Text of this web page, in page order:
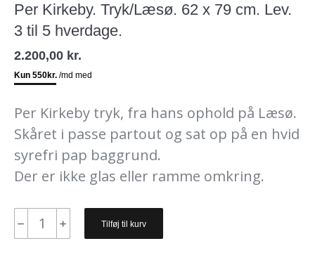
Per Kirkeby. Tryk/Læsø. 62 x 79 cm. Lev.
3 til 5 hverdage.
2.200,00 kr.
Per Kirkeby tryk, fra hans ophold på Læsø.
Skåret i passe partout og sat op på en hvid
syrefri pap baggrund.
Der er ikke glas eller ramme omkring.
Kirkeby.
﹣ ﹢ Tilføj til kurv